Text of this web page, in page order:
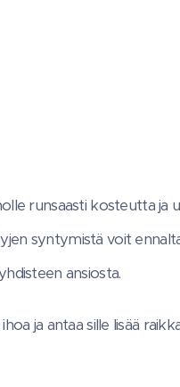
runsaasti kosteutta ja
syntymistä voit
ansiosta.
ja antaa sille lisää